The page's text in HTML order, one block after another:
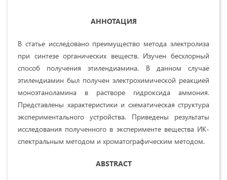
АННОТАЦИЯ
В статье исследовано преимущество метода электролиза
при синтезе органических веществ. Изучен бесхлорный
способ получения этилендиамина. В данном случае
этилендиамин был получен электрохимической реакцией
моноэтаноламина в растворе гидроксида аммония.
Представлены характеристики и схематическая структура
экспериментального устройства. Приведены результаты
исследования полученного в эксперименте вещества ИК-
спектральным методом и хроматографическим методом.
ABSTRACT